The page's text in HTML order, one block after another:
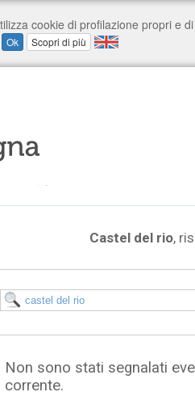
Castel del rio,
Non sono stati segnalati
corrente.